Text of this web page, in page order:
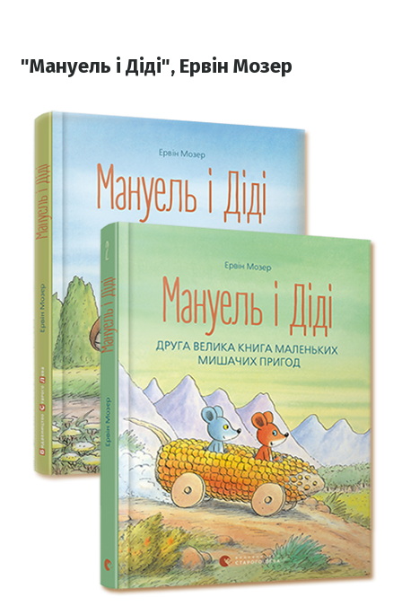
"Мануель і Діді", Ервін Мозер